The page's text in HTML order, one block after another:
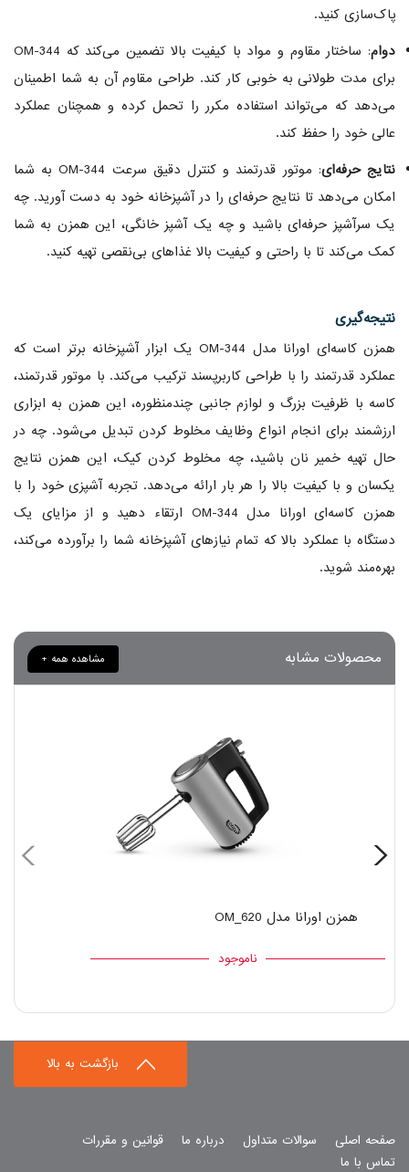
پاک‌سازی کنید.
دوام
: ساختار مقاوم و مواد با کیفیت بالا تضمین می‌کند که OM-344
برای مدت طولانی به خوبی کار کند. طراحی مقاوم آن به شما اطمینان
می‌دهد که می‌تواند استفاده مکرر را تحمل کرده و همچنان عملکرد
عالی خود را حفظ کند.
نتایج حرفه‌ای
: موتور قدرتمند و کنترل دقیق سرعت OM-344 به شما
امکان می‌دهد تا نتایج حرفه‌ای را در آشپزخانه خود به دست آورید. چه
یک سرآشپز حرفه‌ای باشید و چه یک آشپز خانگی، این همزن به شما
کمک می‌کند تا با راحتی و کیفیت بالا غذاهای بی‌نقصی تهیه کنید.
نتیجه‌گیری
همزن کاسه‌ای اورانا مدل OM-344 یک ابزار آشپزخانه برتر است که
عملکرد قدرتمند را با طراحی کاربرپسند ترکیب می‌کند. با موتور قدرتمند،
کاسه با ظرفیت بزرگ و لوازم جانبی چندمنظوره، این همزن به ابزاری
ارزشمند برای انجام انواع وظایف مخلوط کردن تبدیل می‌شود. چه در
حال تهیه خمیر نان باشید، چه مخلوط کردن کیک، این همزن نتایج
یکسان و با کیفیت بالا را هر بار ارائه می‌دهد. تجربه آشپزی خود را با
همزن کاسه‌ای اورانا مدل OM-344 ارتقاء دهید و از مزایای یک
دستگاه با عملکرد بالا که تمام نیازهای آشپزخانه شما را برآورده می‌کند،
بهره‌مند شوید.
محصولات مشابه مشاهده همه +
همزن اورانا مدل OM_620
ناموجود
بازگشت به بالا
صفحه اصلی سوالات متداول درباره ما
قوانین و مقررات
تماس با ما